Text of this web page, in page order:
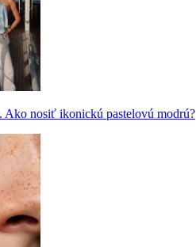
Ako nosiť ikonickú pastelovú modrú?